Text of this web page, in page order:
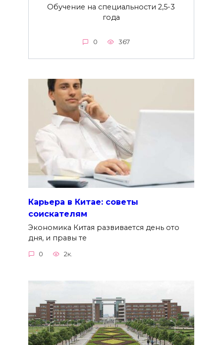
Обучение на специальности 2,5-3
года
0 367
Карьера в Китае: советы
соискателям
Экономика Китая развивается день ото
дня, и правы те
0 2к.